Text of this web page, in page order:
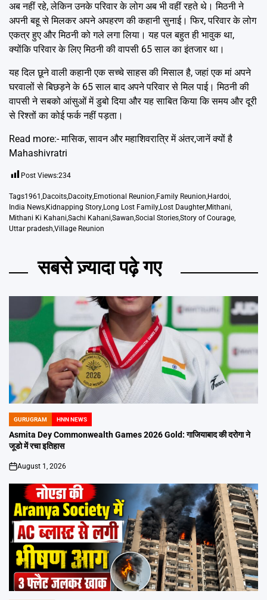
अब नहीं रहे, लेकिन उनके परिवार के लोग अब भी वहीं रहते थे। मिठनी ने
अपनी बहू से मिलकर अपने अपहरण की कहानी सुनाई। फिर, परिवार के लोग
एकत्र हुए और मिठनी को गले लगा लिया। यह पल बहुत ही भावुक था,
क्योंकि परिवार के लिए मिठनी की वापसी 65 साल का इंतजार था।
यह दिल छूने वाली कहानी एक सच्चे साहस की मिसाल है, जहां एक मां अपने
घरवालों से बिछड़ने के 65 साल बाद अपने परिवार से मिल पाई। मिठनी की
वापसी ने सबको आंसुओं में डुबो दिया और यह साबित किया कि समय और दूरी
से रिश्तों का कोई फर्क नहीं पड़ता।
Read more:-मासिक, सावन और महाशिवरात्रि में अंतर,जानें क्यों है
Mahashivratri
Post Views:234
Tags1961 ,Dacoits,Dacoity,Emotional Reunion,Family Reunion,Hardoi,
India News,Kidnapping Story,Long Lost Family,Lost Daughter,Mithani,
Mithani Ki Kahani,Sachi Kahani,Sawan,Social Stories,Story of Courage,
Uttar pradesh,Village Reunion
सबसे ज़्यादा पढ़े गए
POSTED
IN
GURUGRAM HNN NEWS
Asmita Dey Commonwealth Games 2026 Gold: गाजियाबाद की दरोगा ने
जूडो में रचा इतिहास
on
August 1, 2026